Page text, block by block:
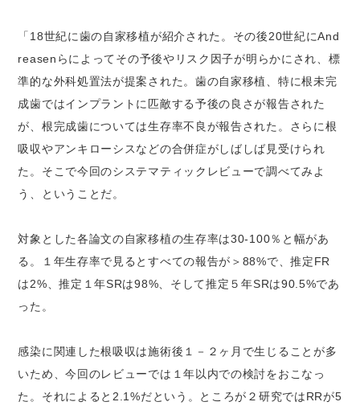
「18世紀に歯の自家移植が紹介された。その後20世紀にAnd
reasenらによってその予後やリスク因子が明らかにされ、標
準的な外科処置法が提案された。歯の自家移植、特に根未完
成歯ではインプラントに匹敵する予後の良さが報告された
が、根完成歯については生存率不良が報告された。さらに根
吸収やアンキローシスなどの合併症がしばしば見受けられ
た。そこで今回のシステマティックレビューで調べてみよ
う、ということだ。
対象とした各論文の自家移植の生存率は30-100％と幅があ
る。１年生存率で見るとすべての報告が＞88%で、推定FR
は2%、推定１年SRは98%、そして推定５年SRは90.5%であ
った。
感染に関連した根吸収は施術後１－２ヶ月で生じることが多
いため、今回のレビューでは１年以内での検討をおこなっ
た。それによると2.1%だという。ところが２研究ではRRが5